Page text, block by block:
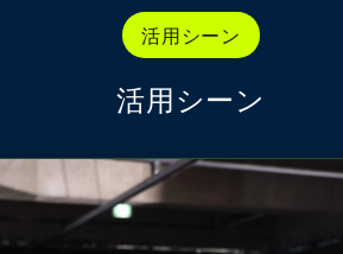
活用シーン
活用シーン